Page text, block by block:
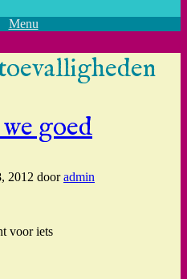
Menu
goed
2012 dooradmin
voor iets